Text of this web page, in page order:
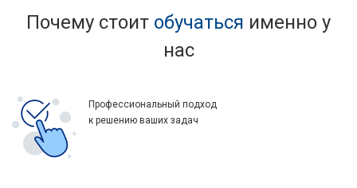
Почему стоит обучаться именно у
нас
Профессиональный подход
к решению ваших задач